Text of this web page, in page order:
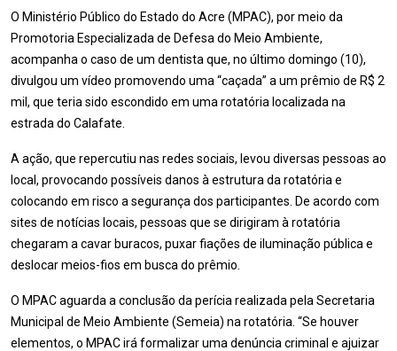
O Ministério Público do Estado do Acre (MPAC), por meio da
Promotoria Especializada de Defesa do Meio Ambiente,
acompanha o caso de um dentista que, no último domingo (10),
divulgou um vídeo promovendo uma “caçada” a um prêmio de R$ 2
mil, que teria sido escondido em uma rotatória localizada na
estrada do Calafate.
A ação, que repercutiu nas redes sociais, levou diversas pessoas ao
local, provocando possíveis danos à estrutura da rotatória e
colocando em risco a segurança dos participantes. De acordo com
sites de notícias locais, pessoas que se dirigiram à rotatória
chegaram a cavar buracos, puxar fiações de iluminação pública e
deslocar meios-fios em busca do prêmio.
O MPAC aguarda a conclusão da perícia realizada pela Secretaria
Municipal de Meio Ambiente (Semeia) na rotatória. “Se houver
elementos, o MPAC irá formalizar uma denúncia criminal e ajuizar